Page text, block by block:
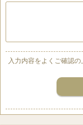
入力内容をよくご確認